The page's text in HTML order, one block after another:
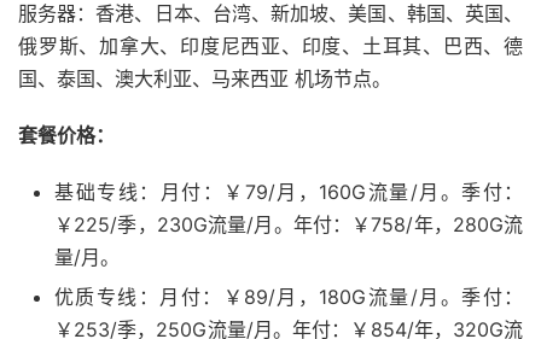
服务器：香港、日本、台湾、新加坡、美国、韩国、英国、
俄罗斯、加拿大、印度尼西亚、印度、土耳其、巴西、德
国、泰国、澳大利亚、马来西亚 机场节点。
套餐价格：
基础专线：月付：￥79/月，160G流量/月。季付：
￥225/季，230G流量/月。年付：￥758/年，280G流
量/月。
优质专线：月付：￥89/月，180G流量/月。季付：
￥253/季，250G流量/月。年付：￥854/年，320G流